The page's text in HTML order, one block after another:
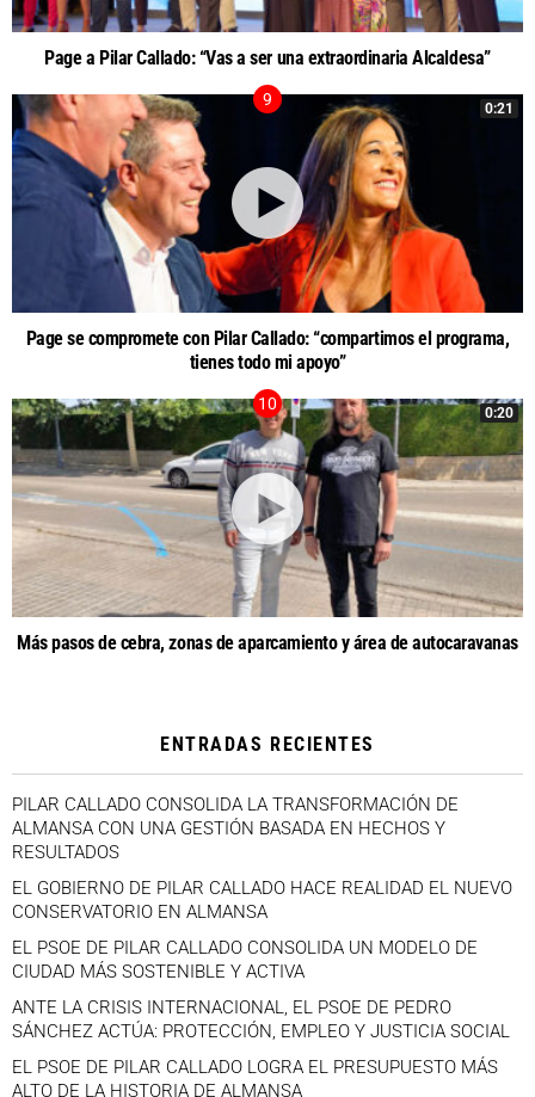
Page a Pilar Callado: “Vas a ser una extraordinaria Alcaldesa”
0:21
Page se compromete con Pilar Callado: “compartimos el programa,
tienes todo mi apoyo”
0:20
Más pasos de cebra, zonas de aparcamiento y área de autocaravanas
ENTRADAS RECIENTES
PILAR CALLADO CONSOLIDA LA TRANSFORMACIÓN DE
ALMANSA CON UNA GESTIÓN BASADA EN HECHOS Y
RESULTADOS
EL GOBIERNO DE PILAR CALLADO HACE REALIDAD EL NUEVO
CONSERVATORIO EN ALMANSA
EL PSOE DE PILAR CALLADO CONSOLIDA UN MODELO DE
CIUDAD MÁS SOSTENIBLE Y ACTIVA
ANTE LA CRISIS INTERNACIONAL, EL PSOE DE PEDRO
SÁNCHEZ ACTÚA: PROTECCIÓN, EMPLEO Y JUSTICIA SOCIAL
EL PSOE DE PILAR CALLADO LOGRA EL PRESUPUESTO MÁS
ALTO DE LA HISTORIA DE ALMANSA